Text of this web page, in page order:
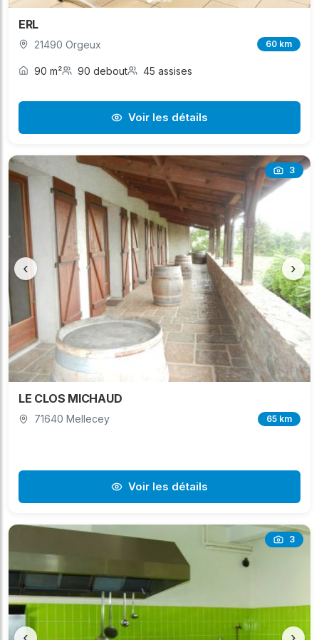
ERL
21490 Orgeux 60 km
90 m² 90 debout 45 assises
Voir les détails
3
‹ ›
LE CLOS MICHAUD
71640 Mellecey 65 km
Voir les détails
3